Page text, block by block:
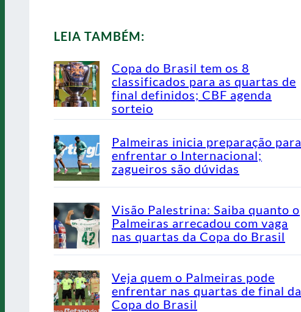
LEIA TAMBÉM:
Copa do Brasil tem os 8
classificados para as quartas de
final definidos; CBF agenda
sorteio
Palmeiras inicia preparação para
enfrentar o Internacional;
zagueiros são dúvidas
Visão Palestrina: Saiba quanto o
Palmeiras arrecadou com vaga
nas quartas da Copa do Brasil
Veja quem o Palmeiras pode
enfrentar nas quartas de final da
Copa do Brasil